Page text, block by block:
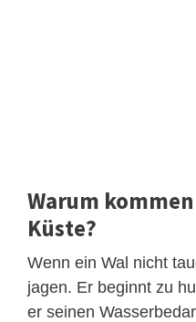
Warum
Küste?
Wenn ein Wal nicht
jagen. Er beginnt zu
er seinen